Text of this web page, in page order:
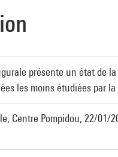
présente un état de
les moins étudiées par la
Centre Pompidou, 22/01/